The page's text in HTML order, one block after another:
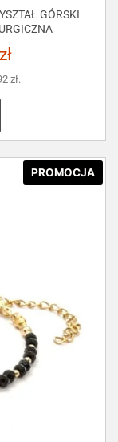
GÓRSKI
zł
zł.
PROMOCJA